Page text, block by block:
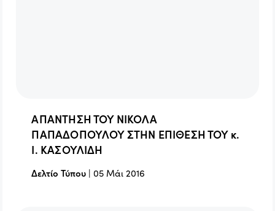
ΑΠΑΝΤΗΣΗ ΤΟΥ ΝΙΚΟΛΑ
ΠΑΠΑΔΟΠΟΥΛΟΥ ΣΤHΝ ΕΠΙΘΕΣΗ ΤΟΥ κ.
Ι. ΚΑΣΟΥΛΙΔΗ
Δελτίο Τύπου |05 Μάι 2016